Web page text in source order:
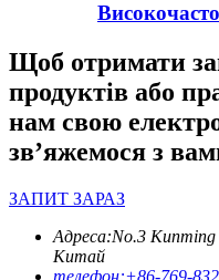
Щоб отримати
продуктів або
нам свою
зв’яжемося з
ЗАПИТ ЗАРАЗ
Адреса:No.3
Китай